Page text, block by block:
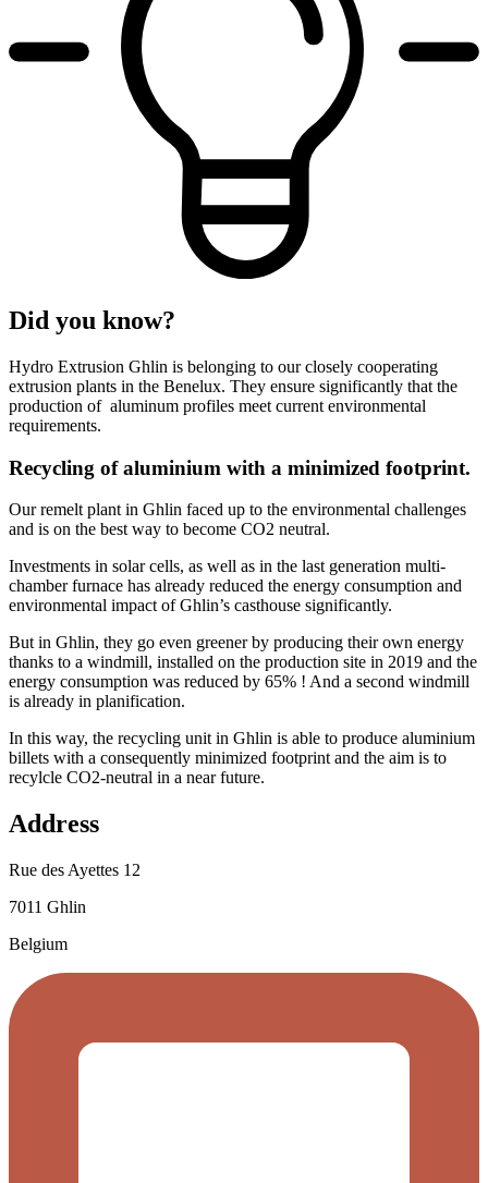
Did you know?
Hydro Extrusion Ghlin is belonging to our closely cooperating
extrusion plants in the Benelux. They ensure significantly that the
production of aluminum profiles meet current environmental
requirements.
Recycling of aluminium with a minimized footprint.
Our remelt plant in Ghlin faced up to the environmental challenges
and is on the best way to become CO2 neutral.
Investments in solar cells, as well as in the last generation multi-
chamber furnace has already reduced the energy consumption and
environmental impact of Ghlin’s casthouse significantly.
But in Ghlin, they go even greener by producing their own energy
thanks to a windmill, installed on the production site in 2019 and the
energy consumption was reduced by 65% ! And a second windmill
is already in planification.
In this way, the recycling unit in Ghlin is able to produce aluminium
billets with a consequently minimized footprint and the aim is to
recylcle CO2-neutral in a near future.
Address
Rue des Ayettes 12
7011 Ghlin
Belgium